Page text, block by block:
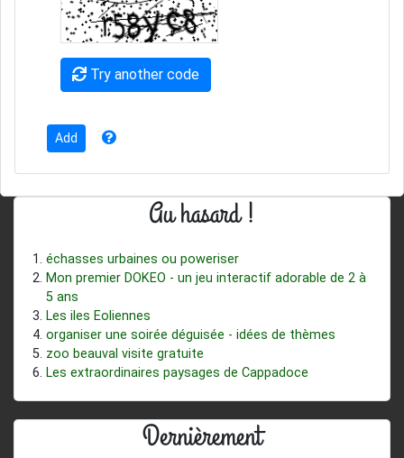
Try another code
Au hasard !
échasses urbaines ou poweriser
Mon premier DOKEO - un jeu interactif adorable de 2 à
5 ans
Les iles Eoliennes
organiser une soirée déguisée - idées de thèmes
zoo beauval visite gratuite
Les extraordinaires paysages de Cappadoce
Dernièrement